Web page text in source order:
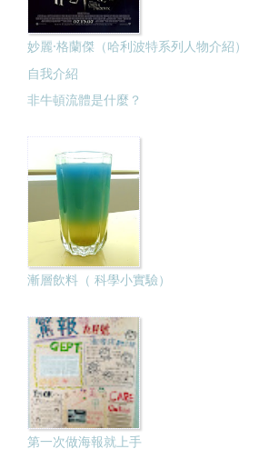
妙麗·格蘭傑（哈利波特系列人物介紹）
自我介紹
非牛頓流體是什麼？
漸層飲料（ 科學小實驗）
第一次做海報就上手